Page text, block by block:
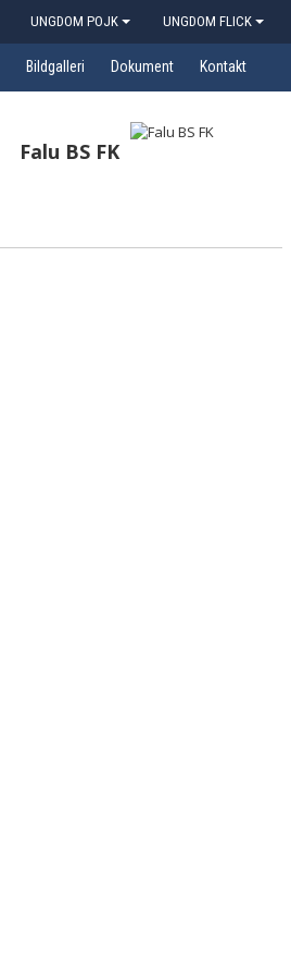
UNGDOM POJK UNGDOM FLICK
Bildgalleri Dokument Kontakt
Falu BS FK